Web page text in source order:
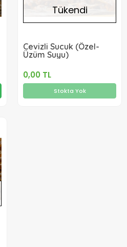
Tükendi
Cevizli Sucuk (Özel-
Üzüm Suyu)
0,00 TL
Stokta Yok